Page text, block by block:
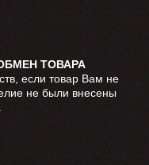
ТОВАРА
если товар Вам не
не были внесены